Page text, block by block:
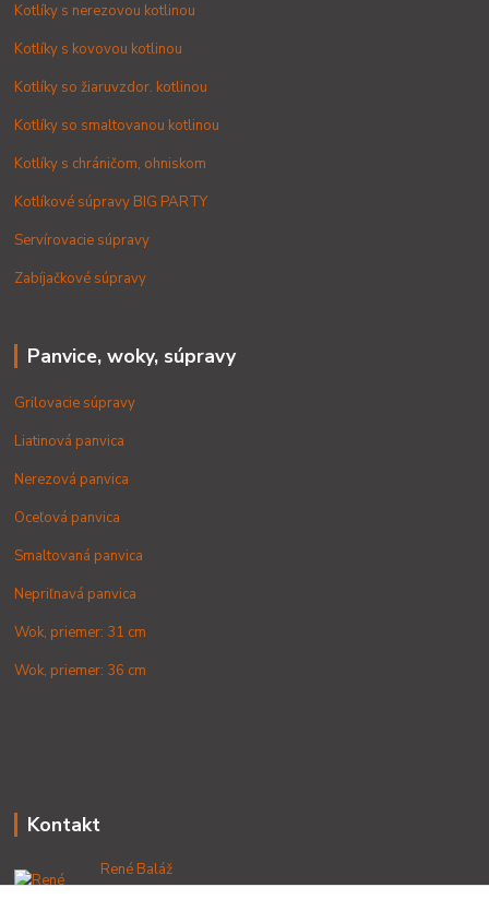
Kotlíky s nerezovou kotlinou
Kotlíky s kovovou kotlinou
Kotlíky so žiaruvzdor. kotlinou
Kotlíky so smaltovanou kotlinou
Kotlíky s chráničom, ohniskom
Kotlíkové súpravy BIG PARTY
Servírovacie súpravy
Zabíjačkové súpravy
Panvice, woky, súpravy
Grilovacie súpravy
Liatinová panvica
Nerezová panvica
Oceľová panvica
Smaltovaná panvica
Nepriľnavá panvica
Wok, priemer: 31 cm
Wok, priemer: 36 cm
Kontakt
René Baláž
+421 902 212 007